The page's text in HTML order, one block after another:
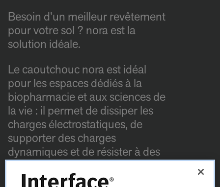
Besoin d’un meilleur revêtement
pour votre sol ? nora est la
solution idéale.
Le caoutchouc nora est idéal
pour les espaces dédiés à la
biopharmacie et aux sciences de
la vie : il permet de dissiper les
charges électrostatiques, de
supporter des charges
dynamiques et de résister à des
chimiques et les huiles.